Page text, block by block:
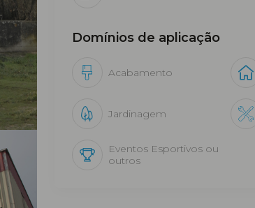
Domínios de aplicação
Acabamento
Jardinagem
Eventos Esportivos ou
outros